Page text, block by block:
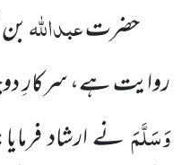
حضرتعبداللہبن
روایت ہے، سرکارِ
وَسَلَّمَنے ارشاد